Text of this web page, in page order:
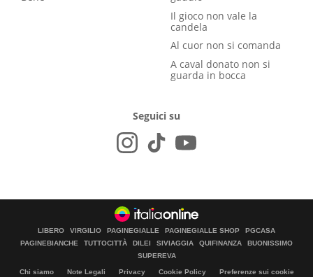
Il gioco non vale la
candela
Al cuor non si comanda
A caval donato non si
guarda in bocca
Seguici su
LIBERO VIRGILIO PAGINEGIALLE PAGINEGIALLE SHOP
PGCASA
PAGINEBIANCHE
TUTTOCITTÀ DILEI SIVIAGGIA QUIFINANZA
BUONISSIMO
SUPEREVA
Chi siamo Note Legali Privacy Cookie Policy Preferenze sui cookie